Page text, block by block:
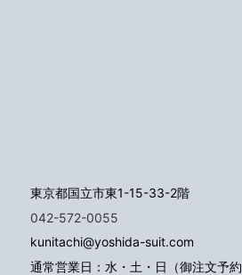
東京都国立市東1-15-33-2階
042-572-0055
kunitachi@yoshida-suit.com
通常営業日：水・土・日（御注文予約